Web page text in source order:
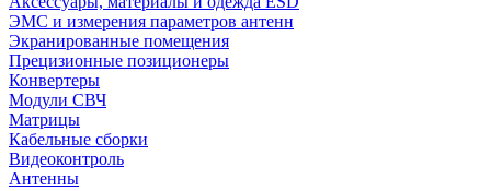
ЭМС и измерения параметров антенн
Экранированные помещения
Прецизионные позиционеры
Конвертеры
Модули СВЧ
Матрицы
Кабельные сборки
Видеоконтроль
Антенны